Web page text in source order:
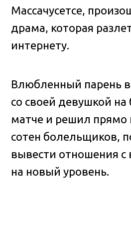
Массачусетсе,
драма, которая
интернету.
Влюбленный парень
со своей девушкой
матче и решил прямо
сотен болельщиков,
вывести отношения
на новый уровень.